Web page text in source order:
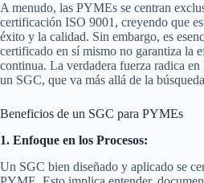
A menudo, las PYMEs se centran
certificación ISO 9001, creyendo que
éxito y la calidad. Sin embargo, es
certificado en sí mismo no garantiza la
continua. La verdadera fuerza radica
un SGC, que va más allá de la
Beneficios de un SGC para PYMEs
1. Enfoque en los Procesos:
Un SGC bien diseñado y aplicado se